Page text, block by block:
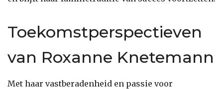
Toekomstperspectieven
van Roxanne Knetemann
Met haar vastberadenheid en passie voor